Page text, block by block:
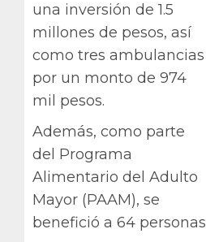
una inversión de 1.5
millones de pesos, así
como tres ambulancias
por un monto de 974
mil pesos.
Además, como parte
del Programa
Alimentario del Adulto
Mayor (PAAM), se
benefició a 64 personas